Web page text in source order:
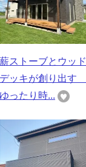
薪ストーブとウッド
デッキが創り出す
ゆったり時...